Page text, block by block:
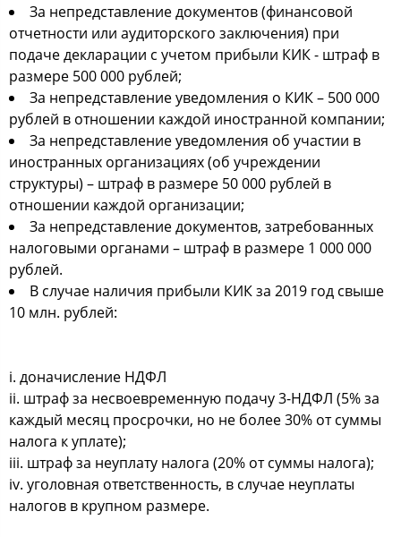
За непредставление документов (финансовой
отчетности или аудиторского заключения) при
подаче декларации с учетом прибыли КИК - штраф в
размере 500 000 рублей;
За непредставление уведомления о КИК – 500 000
рублей в отношении каждой иностранной компании;
За непредставление уведомления об участии в
иностранных организациях (об учреждении
структуры) – штраф в размере 50 000 рублей в
отношении каждой организации;
За непредставление документов, затребованных
налоговыми органами – штраф в размере 1 000 000
рублей.
В случае наличия прибыли КИК за 2019 год свыше
10 млн. рублей:
i. доначисление НДФЛ
ii. штраф за несвоевременную подачу 3-НДФЛ (5% за
каждый месяц просрочки, но не более 30% от суммы
налога к уплате);
iii. штраф за неуплату налога (20% от суммы налога);
iv. уголовная ответственность, в случае неуплаты
налогов в крупном размере.